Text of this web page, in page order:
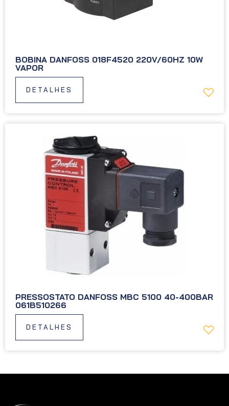
BOBINA DANFOSS 018F4520 220V/60HZ 10W
VAPOR
DETALHES
PRESSOSTATO DANFOSS MBC 5100 40-400BAR
061B510266
DETALHES